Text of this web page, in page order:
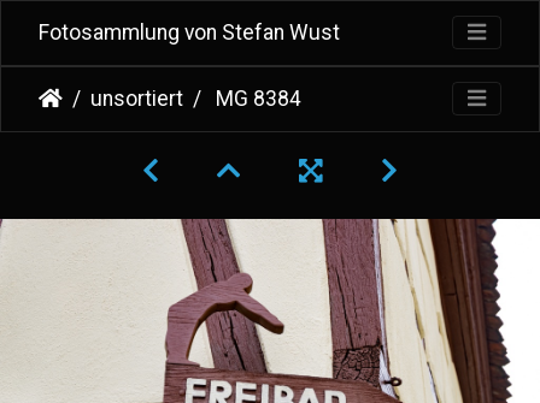
Fotosammlung von Stefan Wust
unsortiert MG 8384